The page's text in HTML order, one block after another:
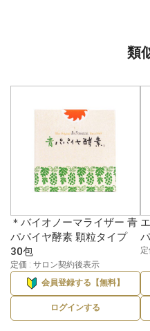
類
＊バイオノーマライザー 青
パパイヤ酵素 顆粒タイプ
30包
定価 : サロン契約後表示
会員登録する【無料】
ログインする